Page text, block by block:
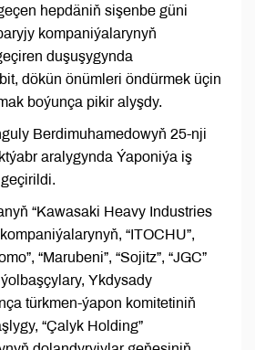
hepdäniň sişenbe güni
kompaniýalarynyň
duşuşygynda
dökün önümleri öndürmek üçin
boýunça pikir alyşdy.
Berdimuhamedowyň 25-nji
aralygynda Ýaponiýa iş
“Kawasaki Heavy Industries
“ITOCHU”,
“Marubeni”, “Sojitz”, “JGC”
Ykdysady
türkmen-ýapon komitetiniň
“Çalyk Holding”